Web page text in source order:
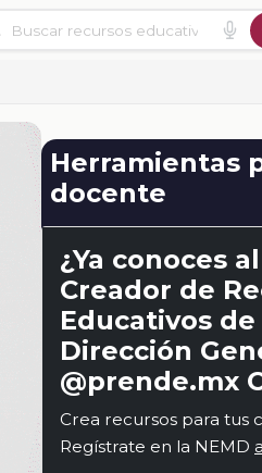
Herramientas
docente
¿Ya conoces al
Creador de
Educativos de
Dirección
@prende.mx
Crea recursos para tus
Regístrate en la NEMD